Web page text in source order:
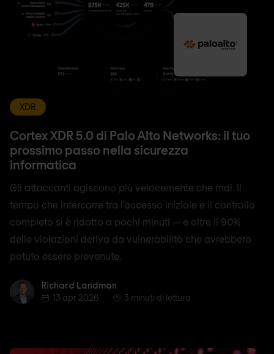
XDR
Cortex XDR 5.0 di Palo Alto Networks: il tuo
prossimo passo nella sicurezza
informatica
Gli attaccanti agiscono più velocemente che mai. Il
tempo che intercorre tra l’accesso iniziale e il controllo
completo si è ridotto a pochi minuti — e oltre il 90%
delle violazioni deriva da vulnerabilità che avrebbero
potuto essere prevenute.
Richard Landman
Richard Landman
13 apr 2026
3 minuti di lettura